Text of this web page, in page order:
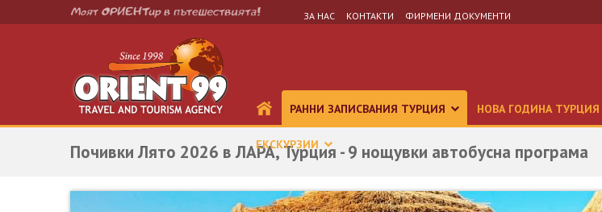
ЗА НАС КОНТАКТИ ФИРМЕНИ ДОКУМЕНТИ
РАННИ ЗАПИСВАНИЯ ТУРЦИЯ НОВА ГОДИНА ТУРЦИЯ
ЕКСКУРЗИИ
Почивки Лято 2026 в ЛАРА, Турция - 9 нощувки автобусна програма